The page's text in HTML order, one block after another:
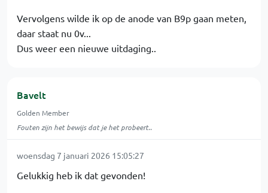
Vervolgens wilde ik op de anode van B9p gaan meten,
daar staat nu 0v...
Dus weer een nieuwe uitdaging..
Bavelt
Golden Member
Fouten zijn het bewijs dat je het probeert..
woensdag 7 januari 2026 15:05:27
Gelukkig heb ik dat gevonden!